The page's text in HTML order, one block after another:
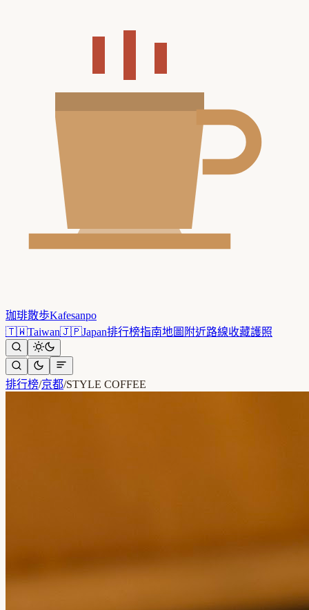
珈琲散歩Kafesanpo
🇹🇼Taiwan🇯🇵Japan排行榜指南地圖 附近路線收藏護照
排行榜/京都/STYLE COFFEE